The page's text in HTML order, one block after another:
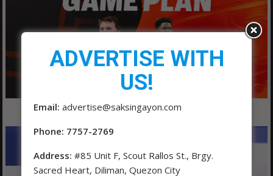
ADVERTISE WITH
US!
Email: advertise@saksingayon.com
Phone: 7757-2769
Address: #85 Unit F, Scout Rallos St., Brgy.
Sacred Heart, Diliman, Quezon City